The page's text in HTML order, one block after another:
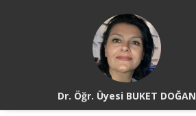
Dr. Öğr. Üyesi BUKET DOĞAN